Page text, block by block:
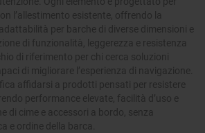
l’allestimento esistente, offrendo la
per barche di diverse dimensioni e
di funzionalità, leggerezza e resistenza
di riferimento per chi cerca soluzioni
di migliorare l’esperienza di navigazione.
affidarsi a prodotti pensati per resistere
performance elevate, facilità d’uso e
di cime e accessori a bordo, senza
e ordine della barca.